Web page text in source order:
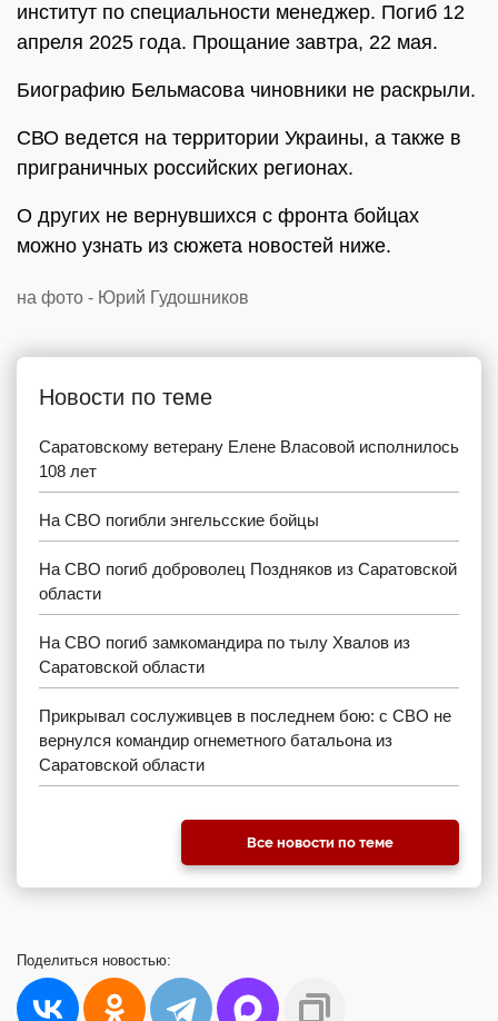
институт по специальности менеджер. Погиб 12
апреля 2025 года. Прощание завтра, 22 мая.
Биографию Бельмасова чиновники не раскрыли.
СВО ведется на территории Украины, а также в
приграничных российских регионах.
О других не вернувшихся с фронта бойцах
можно узнать из сюжета новостей ниже.
на фото - Юрий Гудошников
Новости по теме
Саратовскому ветерану Елене Власовой исполнилось
108 лет
На СВО погибли энгельсские бойцы
На СВО погиб доброволец Поздняков из Саратовской
области
На СВО погиб замкомандира по тылу Хвалов из
Саратовской области
Прикрывал сослуживцев в последнем бою: с СВО не
вернулся командир огнеметного батальона из
Саратовской области
Все новости по теме
Поделиться новостью: